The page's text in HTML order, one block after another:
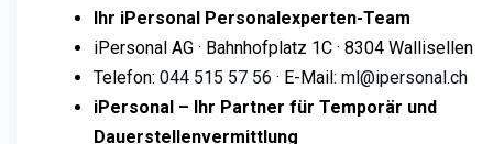
Ihr iPersonal Personalexperten-Team
iPersonal AG · Bahnhofplatz 1C · 8304 Wallisellen
Telefon: 044 515 57 56 · E-Mail: ml@ipersonal.ch
iPersonal – Ihr Partner für Temporär und
Dauerstellenvermittlung